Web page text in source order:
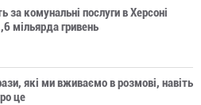
за комунальні послуги в Херсоні
мільярда гривень
які ми вживаємо в розмові, навіть
це